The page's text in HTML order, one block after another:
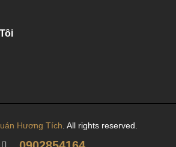
Hương Tích . All rights reserved.